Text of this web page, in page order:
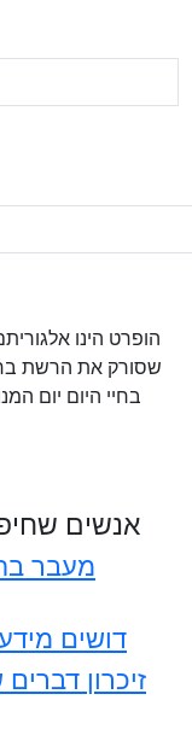
שסורק את הרשת
בחיי היום יום
אנשים
מעבר
דושים
זיכרון